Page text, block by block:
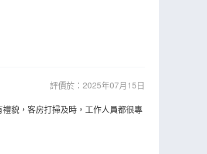
評價於：2025年07月15日
貌，客房打掃及時，工作人員都很專